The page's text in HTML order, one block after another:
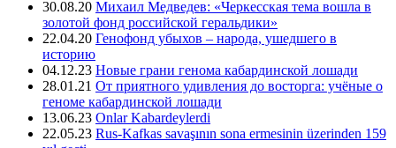
30.08.20 Михаил Медведев: «Черкесская тема вошла в
золотой фонд российской геральдики»
22.04.20 Генофонд убыхов – народа, ушедшего в
историю
04.12.23 Новые грани генома кабардинской лошади
28.01.21 От приятного удивления до восторга: учёные о
геноме кабардинской лошади
13.06.23 Onlar Kabardeylerdi
22.05.23 Rus-Kafkas savaşının sona ermesinin üzerinden 159